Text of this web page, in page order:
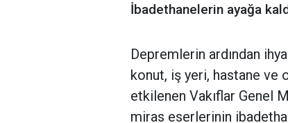
İbadethanelerin ayağa
Depremlerin ardından
konut, iş yeri, hastane ve
etkilenen Vakıflar Genel
miras eserlerinin